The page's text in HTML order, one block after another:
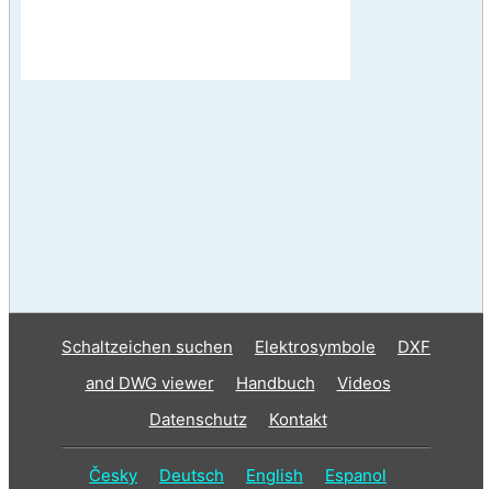
Schaltzeichen suchen Elektrosymbole
DXF
and DWG viewer
Handbuch
Videos
Datenschutz
Kontakt
Česky Deutsch English Espanol